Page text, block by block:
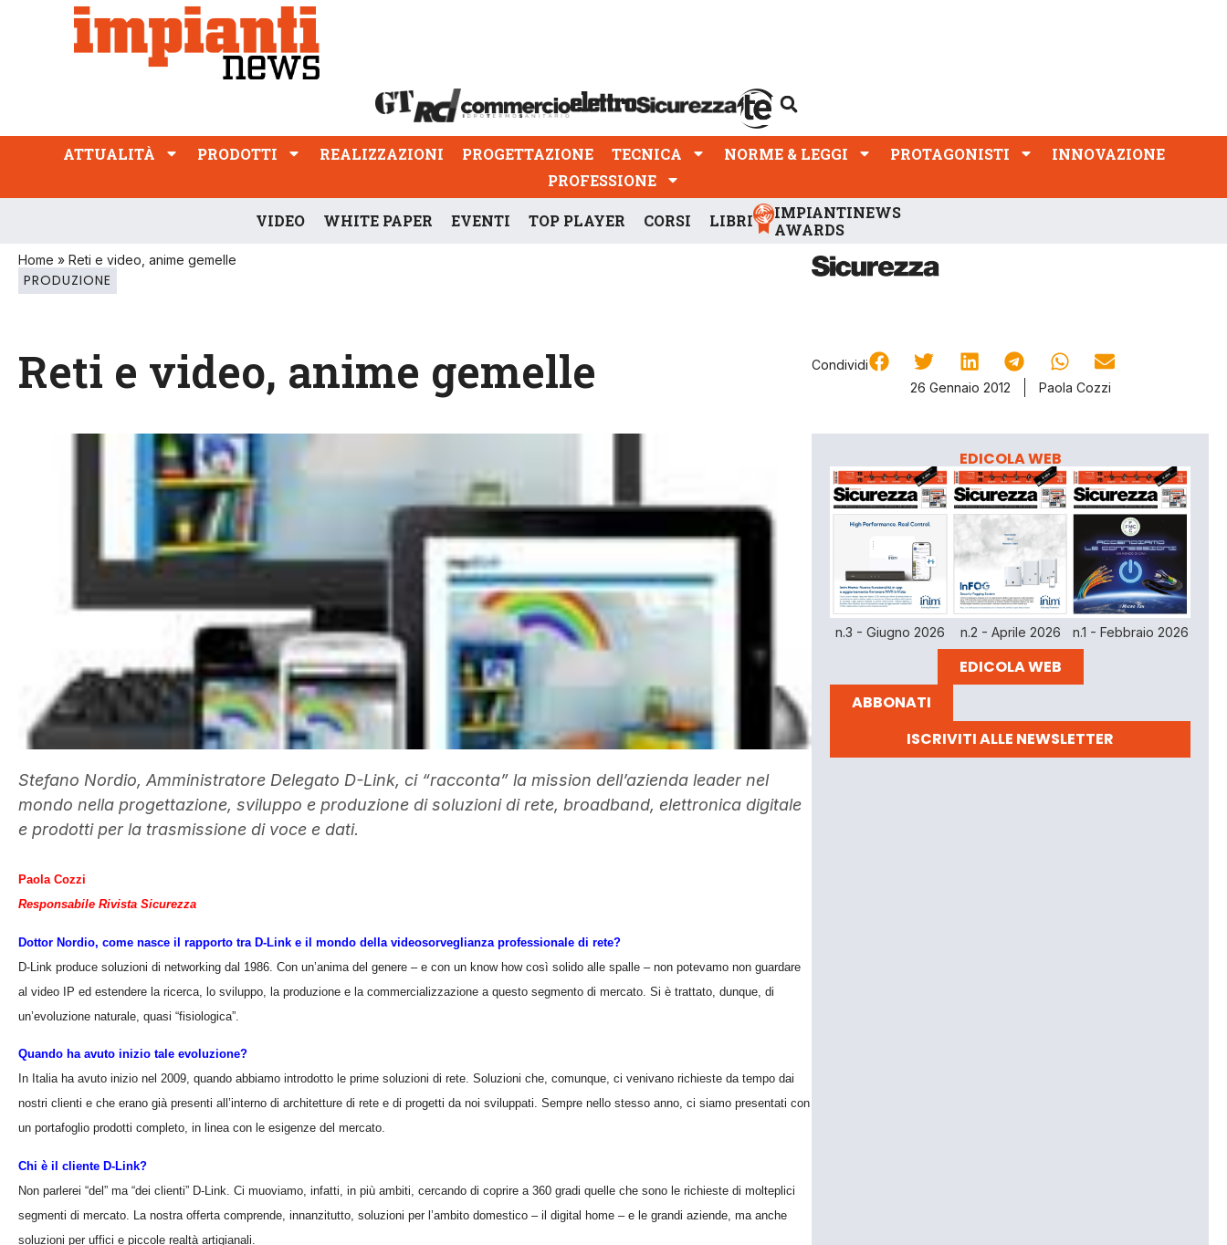
ATTUALITÀ PRODOTTI REALIZZAZIONI
PROFESSIONE
ATTUALITÀ PRODOTTI REALIZZAZIONI PROGETTAZIONE TECNICA NORME & LEGGI PROTAGONISTI
INNOVAZIONE
PROFESSIONE
VIDEO WHITE PAPER EVENTI TOP PLAYER CORSI LIBRI
IMPIANTINEWS
AWARDS
Home » Reti e video, anime gemelle
PRODUZIONE
Reti e video, anime gemelle
Condividi
26 Gennaio 2012
Paola Cozzi
Stefano Nordio, Amministratore Delegato D-Link, ci “racconta” la mission dell’azienda leader nel
mondo nella progettazione, sviluppo e produzione di soluzioni di rete, broadband, elettronica digitale
e prodotti per la trasmissione di voce e dati.
Paola Cozzi
Responsabile Rivista Sicurezza
Dottor Nordio, come nasce il rapporto tra D-Link e il mondo della videosorveglianza professionale di rete?
D-Link produce soluzioni di networking dal 1986. Con un’anima del genere – e con un know how così solido alle spalle – non potevamo non guardare
al video IP ed estendere la ricerca, lo sviluppo, la produzione e la commercializzazione a questo segmento di mercato. Si è trattato, dunque, di
un’evoluzione naturale, quasi “fisiologica”.
Quando ha avuto inizio tale evoluzione?
In Italia ha avuto inizio nel 2009, quando abbiamo introdotto le prime soluzioni di rete. Soluzioni che, comunque, ci venivano richieste da tempo dai
nostri clienti e che erano già presenti all’interno di architetture di rete e di progetti da noi sviluppati. Sempre nello stesso anno, ci siamo presentati con
un portafoglio prodotti completo, in linea con le esigenze del mercato.
Chi è il cliente D-Link?
Non parlerei “del” ma “dei clienti” D-Link. Ci muoviamo, infatti, in più ambiti, cercando di coprire a 360 gradi quelle che sono le richieste di molteplici
segmenti di mercato. La nostra offerta comprende, innanzitutto, soluzioni per l’ambito domestico – il digital home – e le grandi aziende, ma anche
soluzioni per uffici e piccole realtà artigianali.
EDICOLA WEB
n.3 - Giugno 2026 n.2 - Aprile 2026 n.1 - Febbraio 2026
EDICOLA WEB
ABBONATI
ISCRIVITI ALLE NEWSLETTER